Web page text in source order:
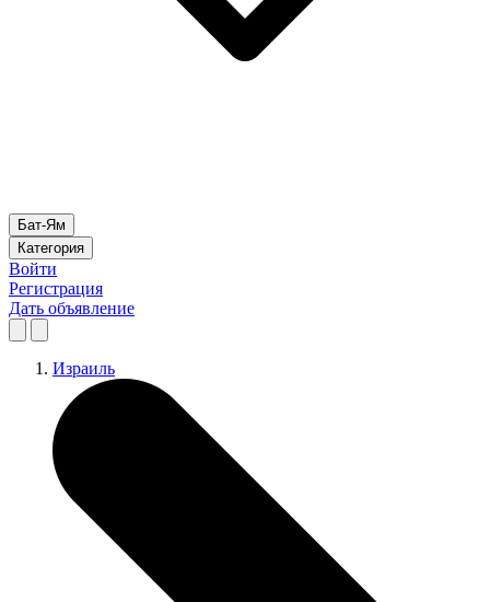
Бат-Ям
Категория
Войти
Регистрация
Дать объявление
Израиль